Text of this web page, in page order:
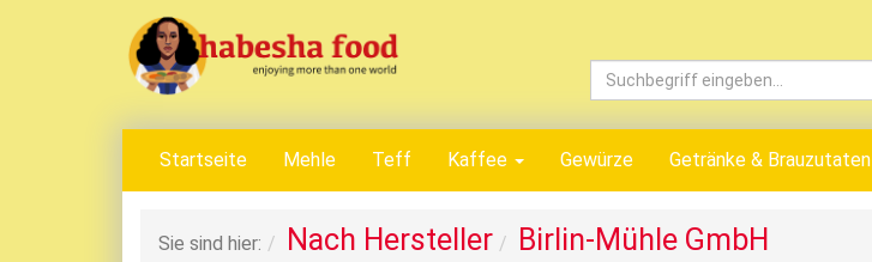
Startseite Mehle Teff Kaffee Gewürze Getränke & Brauzutaten
Sie sind hier: Nach Hersteller Birlin-Mühle GmbH